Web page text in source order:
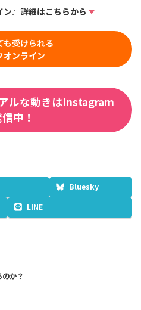
ン』詳細はこちらから
も受けられる
オンライン
ルな動きはInstagram
中！
Bluesky
LINE
か？